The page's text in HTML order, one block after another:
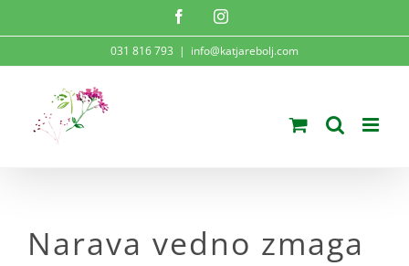
to
FacebookInstagram
031 816 793 | info@katjarebolj.com
Narava vedno zmaga